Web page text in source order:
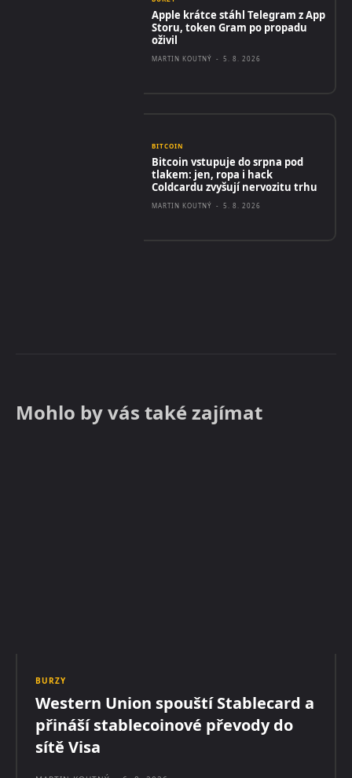
Apple krátce stáhl Telegram z App
Storu, token Gram po propadu
oživil
MARTIN KOUTNÝ - 5. 8. 2026
BITCOIN
Bitcoin vstupuje do srpna pod
tlakem: jen, ropa i hack
Coldcardu zvyšují nervozitu trhu
MARTIN KOUTNÝ - 5. 8. 2026
Mohlo by vás také zajímat
BURZY
Western Union spouští Stablecard a
přináší stablecoinové převody do
sítě Visa